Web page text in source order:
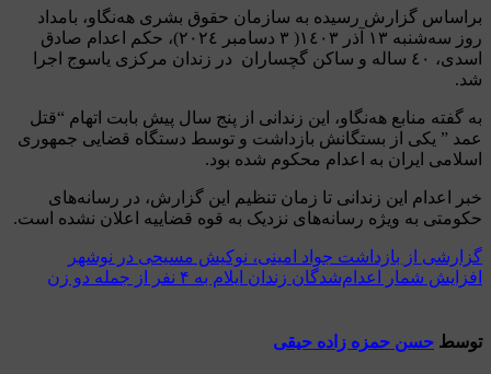
گزارش رسیده به سازمان حقوق بشری هه‌نگاو، بامداد
روز سەشنبە ١٣ آذر ١٤٠٣( ٣ دسامبر ٢٠٢٤)، حکم اعدام صادق
اسدی، ٤٠ سالە و ساکن گچساران در زندان مرکزی یاسوج اجرا
منابع هه‌نگاو، این زندانی از پنج سال پیش بابت اتهام “قتل
” یکی از بستگانش بازداشت و توسط دستگاه قضایی جمهوری
ایران به اعدام محکوم شده بود.
این زندانی تا زمان تنظیم این گزارش، در رسانه‌های
به ویژه رسانه‌های نزدیک به قوه قضاییه اعلان نشده است.
از بازداشت جواد امینی، نوکیش مسیحی در نوشهر
شمار اعدام‌شدگان زندان ایلام به ۴ نفر از جمله دو زن
حسن حمزه زاده حیقی